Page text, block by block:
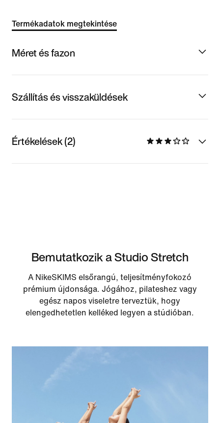
Termékadatok megtekintése
Méret és fazon
Szállítás és visszaküldések
Értékelések (2)
Bemutatkozik a Studio Stretch
A NikeSKIMS elsőrangú, teljesítményfokozó
prémium újdonsága. Jógához, pilateshez vagy
egész napos viseletre terveztük, hogy
elengedhetetlen kelléked legyen a stúdióban.